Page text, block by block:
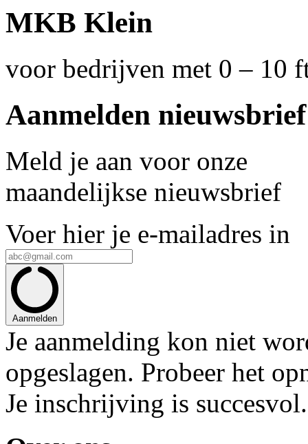
MKB Klein
voor bedrijven met 0 – 10
Aanmelden nieuwsbrief
Meld je aan voor onze
maandelijkse nieuwsbrief
Voer hier je e-mailadres in
Aanmelden
Je aanmelding kon niet
opgeslagen. Probeer het
Je inschrijving is succesvol.